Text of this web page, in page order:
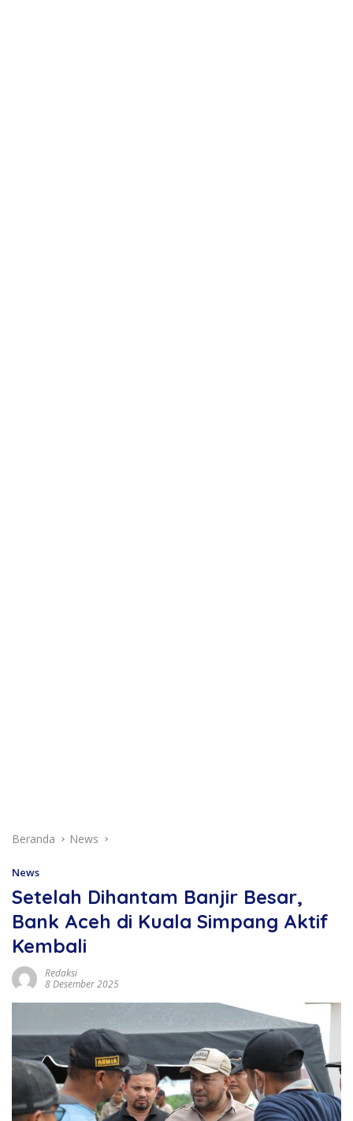
Beranda News
News
Setelah Dihantam Banjir Besar,
Bank Aceh di Kuala Simpang Aktif
Kembali
Redaksi
8 Desember 2025